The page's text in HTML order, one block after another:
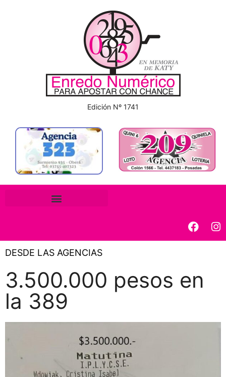
Edición Nº 1741
DESDE LAS AGENCIAS
3.500.000 pesos en
la 389